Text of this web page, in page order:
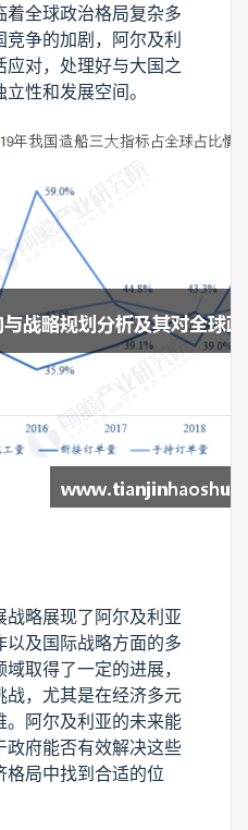
全球政治格局复杂多
争的加剧，阿尔及利
对，处理好与大国之
性和发展空间。
略展现了阿尔及利亚
及国际战略方面的多
取得了一定的进展，
，尤其是在经济多元
阿尔及利亚的未来能
府能否有效解决这些
格局中找到合适的位